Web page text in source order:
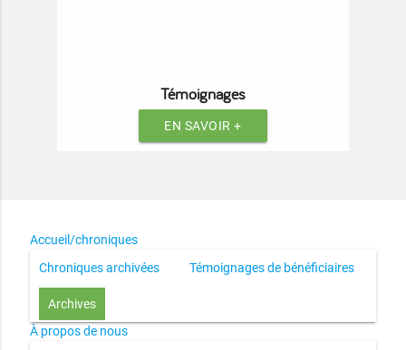
Témoignages
EN SAVOIR +
Accueil/chroniques
Chroniques archivées
Témoignages de bénéficiaires
Archives
À propos de nous